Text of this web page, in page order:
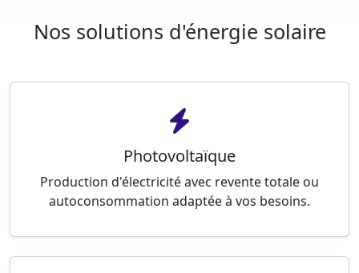
Nos solutions d'énergie solaire
Photovoltaïque
Production d'électricité avec revente totale ou
autoconsommation adaptée à vos besoins.